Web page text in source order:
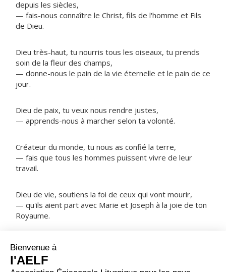
depuis les siècles,
— fais-nous connaître le Christ, fils de l'homme et Fils
de Dieu.
Dieu très-haut, tu nourris tous les oiseaux, tu prends
soin de la fleur des champs,
— donne-nous le pain de la vie éternelle et le pain de ce
jour.
Dieu de paix, tu veux nous rendre justes,
— apprends-nous à marcher selon ta volonté.
Créateur du monde, tu nous as confié la terre,
— fais que tous les hommes puissent vivre de leur
travail.
Dieu de vie, soutiens la foi de ceux qui vont mourir,
— qu'ils aient part avec Marie et Joseph à la joie de ton
Royaume.
NOTRE PÈRE